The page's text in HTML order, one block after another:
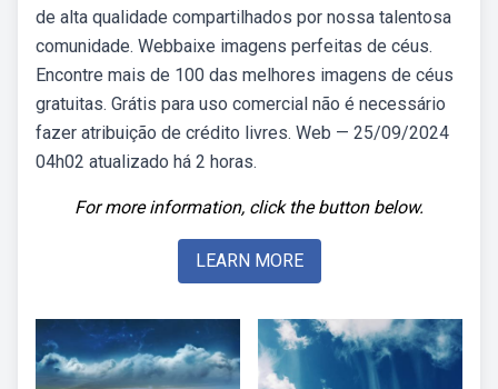
de alta qualidade compartilhados por nossa talentosa
comunidade. Webbaixe imagens perfeitas de céus.
Encontre mais de 100 das melhores imagens de céus
gratuitas. Grátis para uso comercial não é necessário
fazer atribuição de crédito livres. Web — 25/09/2024
04h02 atualizado há 2 horas.
For more information, click the button below.
LEARN MORE